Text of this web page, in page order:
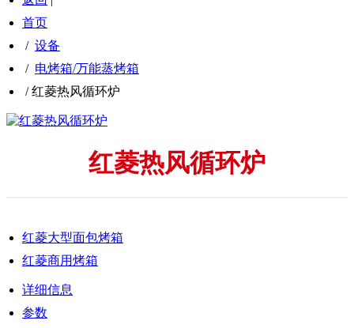
首页
/ 设备
/ 电烤箱/万能蒸烤箱
/红菱热风循环炉
红菱热风循环炉
红菱大型面包烤箱
红菱商用烤箱
详细信息
参数